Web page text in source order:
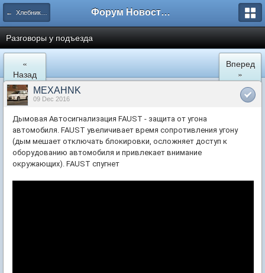
← Хлебниково Форум Новостройки
Разговоры у подъезда
«
Назад
Вперед
»
MEXAHNK
09 Dec 2016
Дымовая Автосигнализация FAUST - защита от угона
автомобиля. FAUST увеличивает время сопротивления угону
(дым мешает отключать блокировки, осложняет доступ к
оборудованию автомобиля и привлекает внимание
окружающих). FAUST спугнет